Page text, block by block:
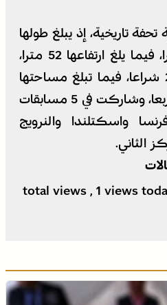
تاريخية، إذ يبلغ طولها
86 مترا وعرضها 11 مترا، فيما يلغ ارتفاعها 52 مترا،
وتحمل على سواريها 26 شراعا، فيما تبلغ مساحتها
الإجمالية 2630 مترا مربعا، وشاركت في 5 مسابقات
واسكتلندا والنرويج
الثاني.
, 1 views